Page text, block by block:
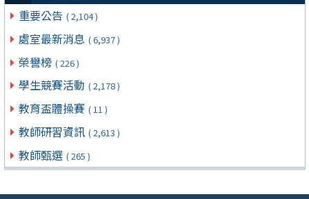
重要公告 ( 2,104 )
處室最新消息 ( 6,937 )
榮譽榜 ( 226 )
學生競賽活動 ( 2,178 )
教育盃體操賽 ( 11 )
教師研習資訊 ( 2,613 )
教師甄選 ( 265 )